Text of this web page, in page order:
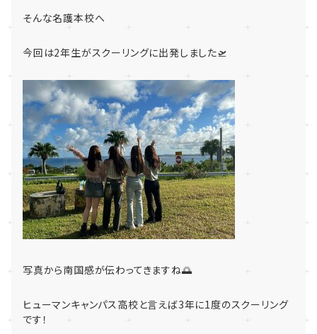
そんな名護本校へ
今回は2年生がスクーリングに出発しました🛫
写真から南国感が伝わってきますね🌅
ヒューマンキャンパス高校と言えば3年に1度のスクーリング
です！